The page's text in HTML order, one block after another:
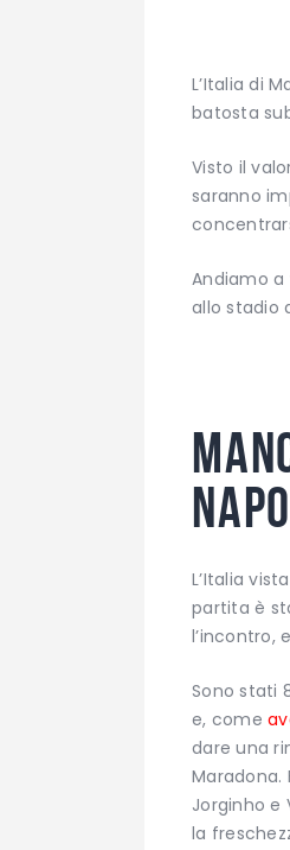
L’Italia di
batosta
Visto il
saranno
Andiamo
allo stadio
L’Italia
partita è
l’incontro,
Sono stati
e, come
dare una
Jorginho e
la